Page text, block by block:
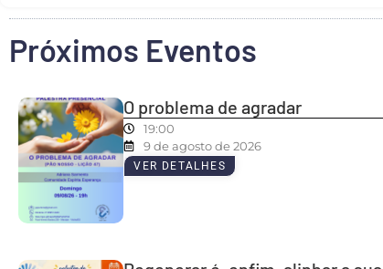
Próximos Eventos
O problema de agradar
19:00
9 de agosto de 2026
VER DETALHES